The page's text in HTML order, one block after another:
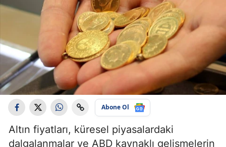
Abone Ol
Altın fiyatları, küresel piyasalardaki
dalgalanmalar ve ABD kaynaklı gelişmelerin